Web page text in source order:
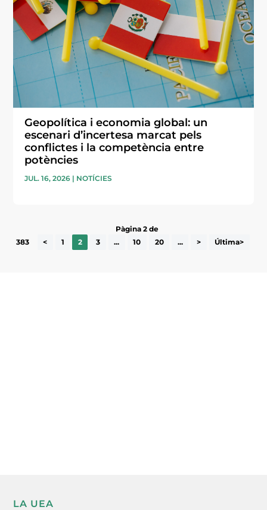
Geopolítica i economia global: un
escenari d’incertesa marcat pels
conflictes i la competència entre
potències
JUL. 16, 2026 | NOTÍCIES
Pàgina 2 de
383
< 1 2 3 ... 10 20 ... > Última>
LA UEA